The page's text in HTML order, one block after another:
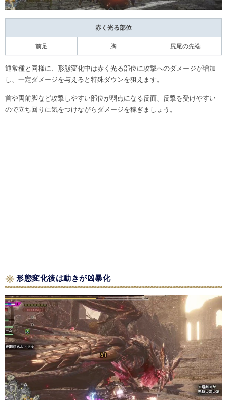
赤く光る部位
前足 胸 尻尾の先端
通常種と同様に、形態変化中は赤く光る部位に攻撃へのダメージが増加
し、一定ダメージを与えると特殊ダウンを狙えます。
首や両前脚など攻撃しやすい部位が弱点になる反面、反撃を受けやすい
ので立ち回りに気をつけながらダメージを稼ぎましょう。
形態変化後は動きが凶暴化